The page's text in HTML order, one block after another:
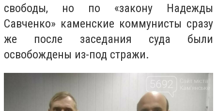
свободы, но по «закону Надежды
Савченко» каменские коммунисты сразу
же после заседания суда были
освобождены из-под стражи.